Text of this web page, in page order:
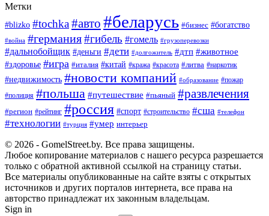
Метки
#blizko #tochka#авто #беларусь #бизнес #богатство
#война #германия#гибель #гомель #грузоперевозки
#дальнобойщик #деньги #дети #долгожитель #дтп #животное
#здоровье #игра #италия #китай #кража #красота #литва #наркотик
#недвижимость #новости компаний #образование #пожар
#полиция #польша #путешествие #пьяный #развлечения
#регион #рейтинг #россия #спорт #строительство #сша #телефон
#технологии #турция #умер интерьер
© 2026 - GomelStreet.by. Все права защищены.
Любое копирование материалов с нашего ресурса разрешается
только с обратной активной ссылкой на страницу статьи.
Все материалы опубликованные на сайте взяты с открытых
источников и других порталов интернета, все права на
авторство принадлежат их законным владельцам.
Sign in